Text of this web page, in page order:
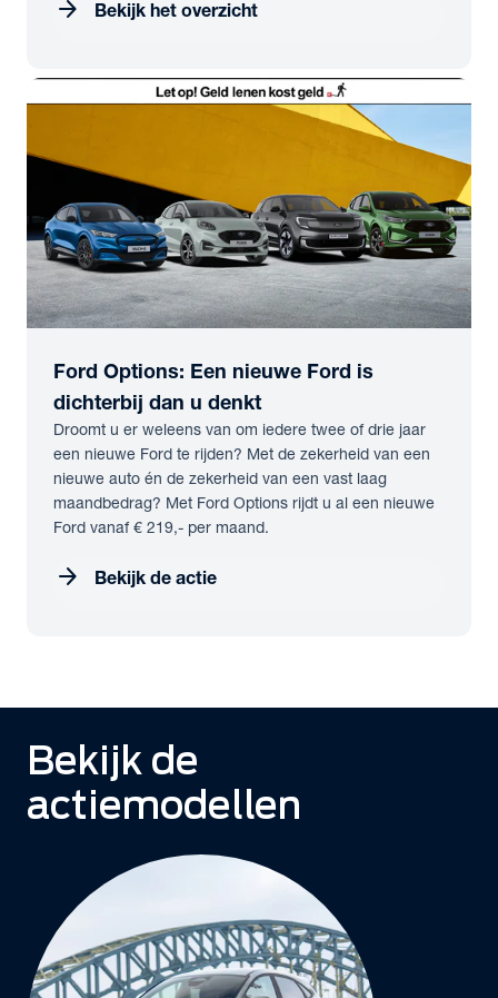
arrow_forward Bekijk het overzicht
Ford Options: Een nieuwe Ford is
dichterbij dan u denkt
Droomt u er weleens van om iedere twee of drie jaar
een nieuwe Ford te rijden? Met de zekerheid van een
nieuwe auto én de zekerheid van een vast laag
maandbedrag? Met Ford Options rijdt u al een nieuwe
Ford vanaf € 219,- per maand.
arrow_forward Bekijk de actie
Bekijk de
actiemodellen